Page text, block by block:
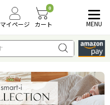
マイページ
0
カート MENU